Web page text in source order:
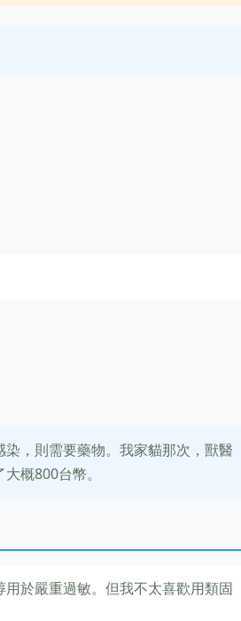
，則需要藥物。我家貓那次，獸醫
概800台幣。
於嚴重過敏。但我不太喜歡用類固